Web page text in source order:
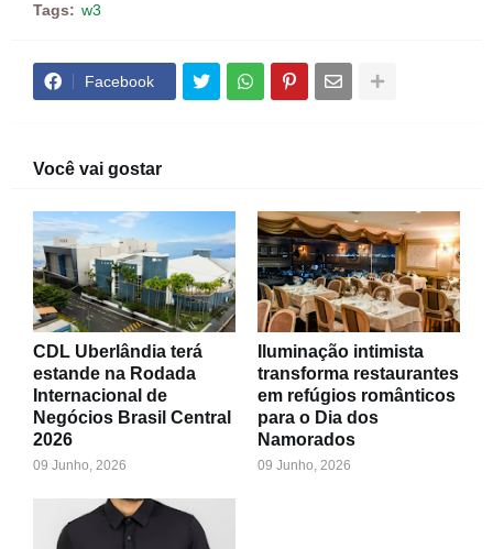
Tags: w3
Facebook
Você vai gostar
CDL Uberlândia terá
estande na Rodada
Internacional de
Negócios Brasil Central
2026
09 Junho, 2026
Iluminação intimista
transforma restaurantes
em refúgios românticos
para o Dia dos
Namorados
09 Junho, 2026